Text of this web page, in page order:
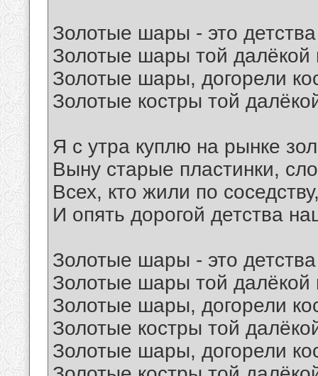
Золотые шары - это
Золотые шары той далёкой
Золотые шары, догорели
Золотые костры той
Я с утра куплю на рынке
Выну старые пластинки,
Всех, кто жили по
И опять дорогой детства
Золотые шары - это
Золотые шары той далёкой
Золотые шары, догорели
Золотые костры той
Золотые шары, догорели